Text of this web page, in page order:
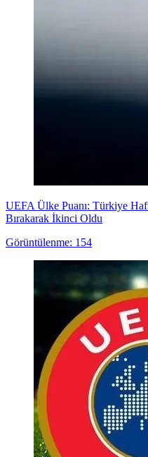
UEFA Ülke Puanı: Türkiye
Bırakarak İkinci Oldu
Görüntülenme: 154